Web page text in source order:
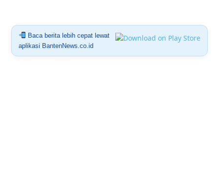
Baca berita lebih cepat lewat
aplikasi BantenNews.co.id